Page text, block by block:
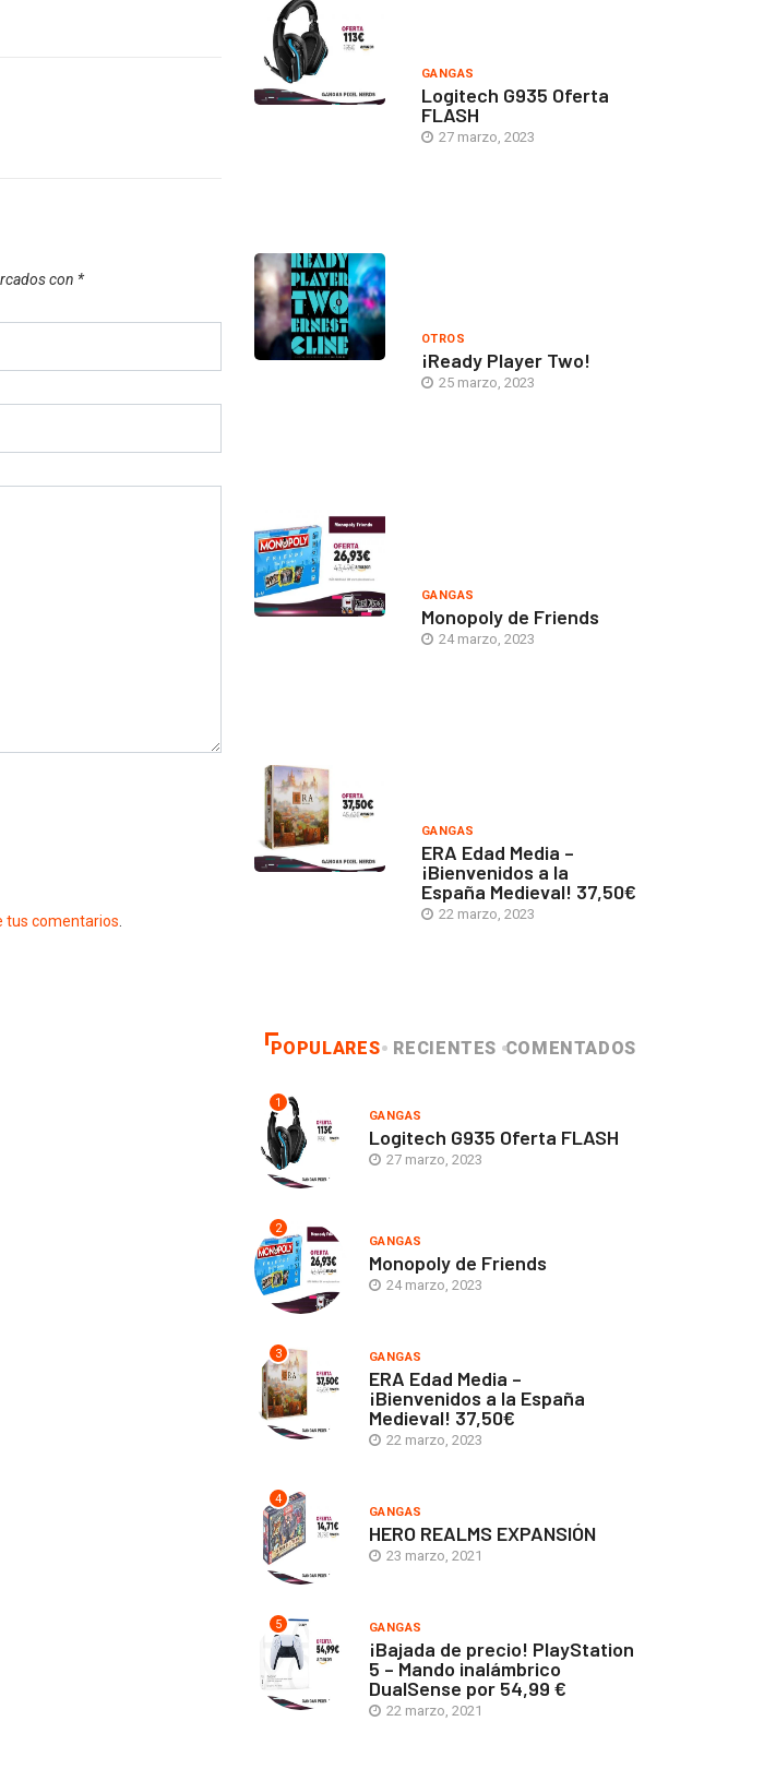
con *
tus comentarios.
GANGAS
Logitech G935 Oferta
FLASH
27 marzo, 2023
OTROS
¡Ready Player Two!
25 marzo, 2023
GANGAS
Monopoly de Friends
24 marzo, 2023
GANGAS
ERA Edad Media –
¡Bienvenidos a la
España Medieval! 37,50€
22 marzo, 2023
POPULARES RECIENTES COMENTADOS
1
GANGAS
Logitech G935 Oferta FLASH
27 marzo, 2023
2
GANGAS
Monopoly de Friends
24 marzo, 2023
3 GANGAS
ERA Edad Media –
¡Bienvenidos a la España
Medieval! 37,50€
22 marzo, 2023
4
GANGAS
HERO REALMS EXPANSIÓN
23 marzo, 2021
5 GANGAS
¡Bajada de precio! PlayStation
5 – Mando inalámbrico
DualSense por 54,99 €
22 marzo, 2021